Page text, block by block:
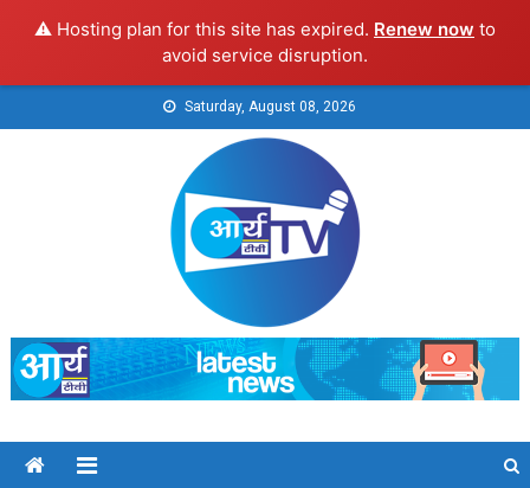
⚠️ Hosting plan for this site has expired. Renew now to
avoid service disruption.
to
Saturday, August 08, 2026
Arya TV